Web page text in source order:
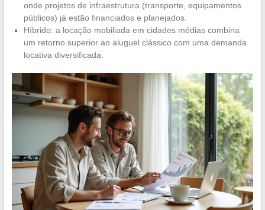
onde projetos de infraestrutura (transporte, equipamentos
públicos) já estão financiados e planejados.
Híbrido: a locação mobiliada em cidades médias combina
um retorno superior ao aluguel clássico com uma demanda
locativa diversificada.